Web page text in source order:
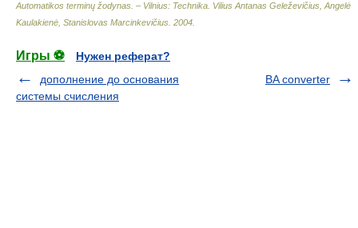
Automatikos terminų žodynas. – Vilnius: Technika Vilius Antanas Geleževičius, Angelė
Kaulakienė, Stanislovas Marcinkevičius 2004
Игры ⚽
Нужен реферат?
дополнение до основания
системы счисления
BA converter